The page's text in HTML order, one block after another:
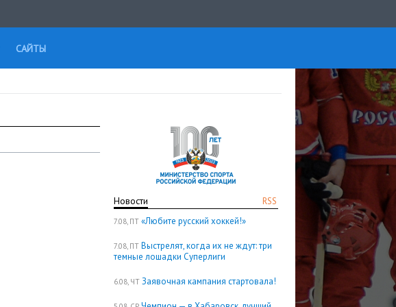
САЙТЫ
RSS
Новости
7.08, ПТ «Любите русский хоккей!»
7.08, ПТ Выстрелят, когда их не ждут: три
темные лошадки Суперлиги
6.08, ЧТ Заявочная кампания стартовала!